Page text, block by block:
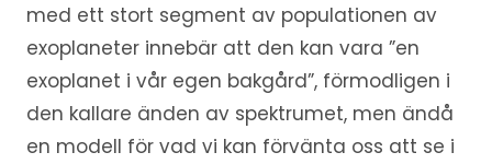
med ett stort segment av populationen av
exoplaneter innebär att den kan vara ”en
exoplanet i vår egen bakgård”, förmodligen i
den kallare änden av spektrumet, men ändå
en modell för vad vi kan förvänta oss att se i